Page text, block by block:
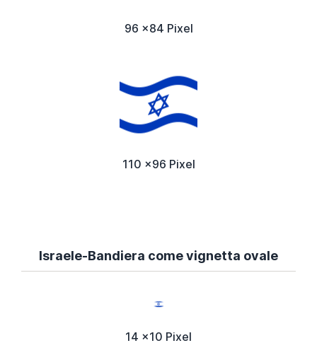
96 x84 Pixel
110 x96 Pixel
Israele-Bandiera come vignetta ovale
14 x10 Pixel